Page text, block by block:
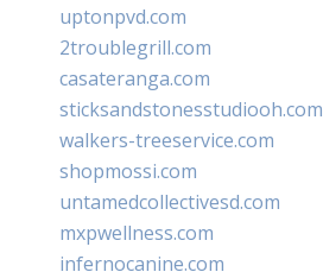
uptonpvd.com
2troublegrill.com
casateranga.com
sticksandstonesstudiooh.com
walkers-treeservice.com
shopmossi.com
untamedcollectivesd.com
mxpwellness.com
infernocanine.com